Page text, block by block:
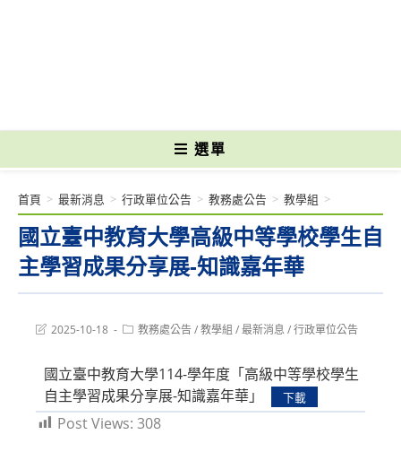
選單
國立臺中教育大學高級中等學校學生自
主學習成果分享展-知識嘉年華
首頁 > 最新消息 > 行政單位公告 > 教務處公告 > 教學組 >
Post2025-10-18
Post教務處公告/教學組 /最新消息 /行政單位公告
國立臺中教育大學114-學年度「高級中等學校學生
自主學習成果分享展-知識嘉年華」
下載
Post Views: 308